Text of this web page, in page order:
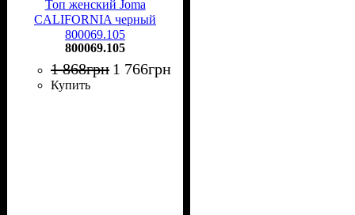
Топ женский Joma
CALIFORNIA черный
800069.105
800069.105
1 868грн 1 766грн
Купить